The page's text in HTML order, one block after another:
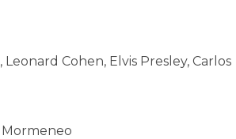
Cohen, Elvis Presley, Carlos